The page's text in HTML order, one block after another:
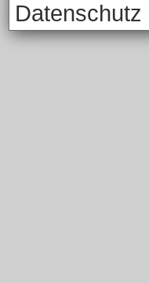
Datenschutz